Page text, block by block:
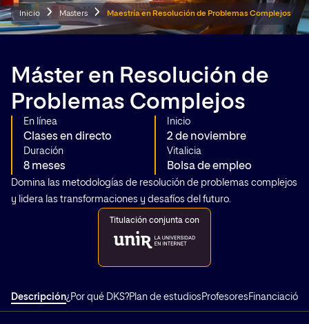
Inicio Masters Maestría en Resolución de Problemas Complejos
Máster en Resolución de
Problemas Complejos
En línea
Clases en directo
Inicio
2 de noviembre
Duración
8 meses
Vitalicia
Bolsa de empleo
Domina las metodologías de resolución de problemas complejos
y lidera las transformaciones y desafíos del futuro.
Titulación conjunta con
Descripción¿Por qué DKS?Plan de estudios Profesores Financiación